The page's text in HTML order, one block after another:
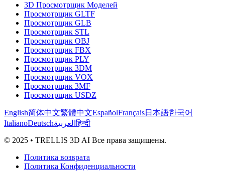
3D Просмотрщик Моделей
Просмотрщик GLTF
Просмотрщик GLB
Просмотрщик STL
Просмотрщик OBJ
Просмотрщик FBX
Просмотрщик PLY
Просмотрщик 3DM
Просмотрщик VOX
Просмотрщик 3MF
Просмотрщик USDZ
English简体中文繁體中文EspañolFrançais日本語한국어
ItalianoDeutschالعربيةहिन्दी
© 2025 • TRELLIS 3D AI Все права защищены.
Политика возврата
Политика Конфиденциальности